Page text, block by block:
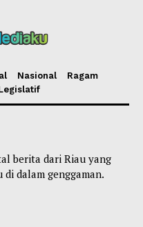
Nasional
Ragam
berita dari Riau yang
dalam genggaman.